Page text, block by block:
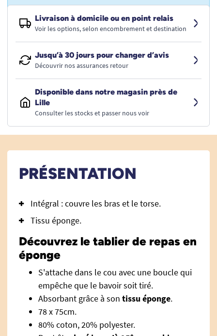
Livraison à domicile ou en point relais
Voir les options, selon encombrement et destination
Jusqu’à 30 jours pour changer d’avis
Découvrir nos assurances retour
Disponible dans notre magasin près de
Lille
Consulter les stocks et passer nous voir
PRÉSENTATION
Intégral : couvre les bras et le torse.
Tissu éponge.
Découvrez le tablier de repas en
éponge
S'attache dans le cou avec une boucle qui
empêche que le bavoir soit tiré.
Absorbant grâce à son tissu éponge.
78 x 75cm.
80% coton, 20% polyester.